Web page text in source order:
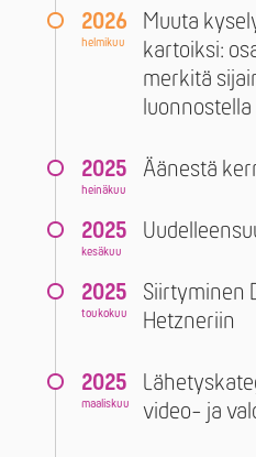
2026
helmikuu
Muuta
kartoiksi:
merkitä
2025
heinäkuu
Äänestä
2025
kesäkuu
2025
toukokuu
Siirtyminen
Hetzneriin
2025
maaliskuu
video- ja